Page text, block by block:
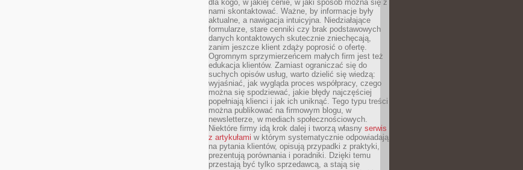
dla kogo, w jakiej cenie, w jaki sposób można się z
nami skontaktować. Ważne, by informacje były
aktualne, a nawigacja intuicyjna. Niedziałające
formularze, stare cenniki czy brak podstawowych
danych kontaktowych skutecznie zniechęcają,
zanim jeszcze klient zdąży poprosić o ofertę.
Ogromnym sprzymierzeńcem małych firm jest też
edukacja klientów. Zamiast ograniczać się do
suchych opisów usług, warto dzielić się wiedzą:
wyjaśniać, jak wygląda proces współpracy, czego
można się spodziewać, jakie błędy najczęściej
popełniają klienci i jak ich uniknąć. Tego typu treści
można publikować na firmowym blogu, w
newsletterze, w mediach społecznościowych.
Niektóre firmy idą krok dalej i tworzą własny serwis
z artykułami w którym systematycznie odpowiadają
na pytania klientów, opisują przypadki z praktyki,
prezentują porównania i poradniki. Dzięki temu
przestają być tylko sprzedawcą, a stają się